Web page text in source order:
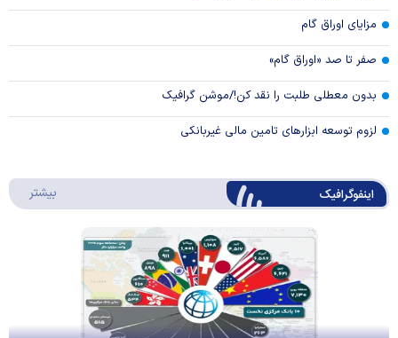
مزایای اوراق گام
صفر تا صد «اوراق گام»
بدون معطلی طلبت را نقد کن!/موشن گرافیک
لزوم توسعه ابزارهای تامین مالی غیربانکی
اینفوگرافیک بیشتر